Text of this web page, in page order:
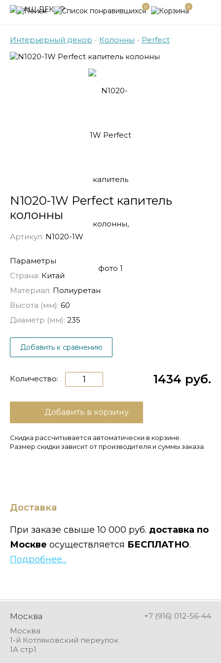
0 0
Интерьерный декор • Колонны • Perfect
N1020-1W Perfect капитель
колонны
Артикул: N1020-1W
Параметры
Страна: Китай
Материал: Полиуретан
Высота (мм): 60
Диаметр (мм): 235
Добавить к сравнению
1434 руб.
Количество:
Добавить в корзину
Скидка рассчитывается автоматически в корзине.
Размер скидки зависит от производителя и суммы заказа.
Доставка
При заказе свыше 10 000 руб. доставка по
Москве осуществляется БЕСПЛАТНО.
Подробнее...
Москва
+7 (916) 012-56-44
Москва
1-й Котляковский переулок
1А стр1